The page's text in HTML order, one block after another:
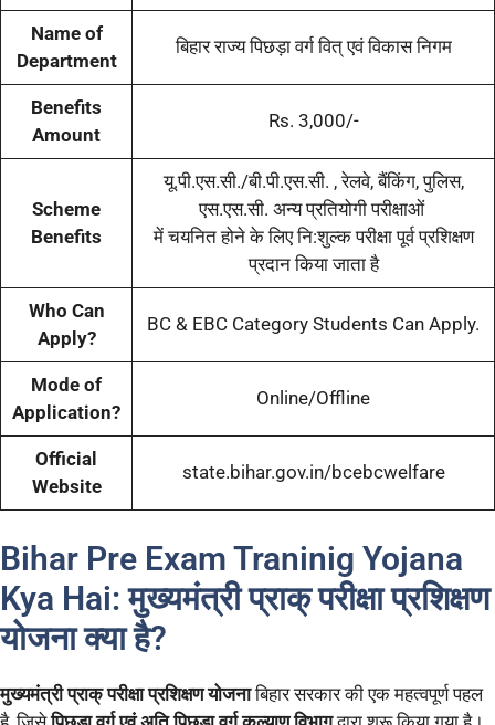
Name of
Department
बिहार राज्य पिछड़ा वर्ग वित् एवं विकास निगम
Benefits
Amount
Rs. 3,000/-
Scheme
Benefits
यू.पी.एस.सी./बी.पी.एस.सी. , रेलवे, बैंकिंग, पुलिस,
एस.एस.सी. अन्य प्रतियोगी परीक्षाओं
में चयनित होने के लिए नि:शुल्क परीक्षा पूर्व प्रशिक्षण
प्रदान किया जाता है
Who Can
Apply?
BC & EBC Category Students Can Apply.
Mode of
Application?
Online/Offline
Official
Website
state.bihar.gov.in/bcebcwelfare
Bihar Pre Exam Traninig Yojana
Kya Hai: मुख्यमंत्री प्राक् परीक्षा प्रशिक्षण
योजना क्या है?
मुख्यमंत्री प्राक् परीक्षा प्रशिक्षण योजनाबिहार सरकार की एक महत्वपूर्ण पहल